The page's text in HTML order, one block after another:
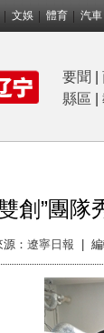
文娛 體育 汽車
要聞
縣區
創”團隊
源： 遼寧日報